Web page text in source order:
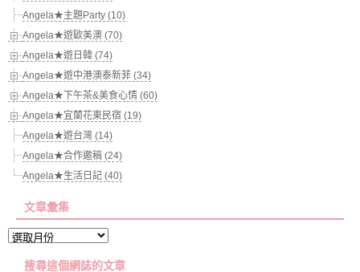
Angela★主題Party (10)
Angela★遊歐美澳 (70)
Angela★遊日韓 (74)
Angela★遊中港澳泰新菲 (34)
Angela★下午茶&美食心情 (60)
Angela★宜蘭花東民宿 (19)
Angela★遊台灣 (14)
Angela★合作邀稿 (24)
Angela★生活日記 (40)
文章彙集
文
搜尋這個網誌的文章